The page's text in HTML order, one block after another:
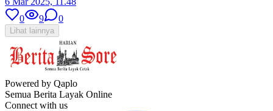
0
9 0
Lihat lainnya
Powered by Qaplo
Semua Berita Layak Online
Connect with us